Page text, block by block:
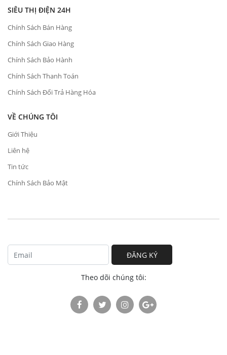
SIÊU THỊ ĐIỆN 24H
Chính Sách Bán Hàng
Chính Sách Giao Hàng
Chính Sách Bảo Hành
Chính Sách Thanh Toán
Chính Sách Đổi Trả Hàng Hóa
VỀ CHÚNG TÔI
Giới Thiệu
Liên hệ
Tin tức
Chính Sách Bảo Mật
ĐĂNG KÝ
Theo dõi chúng tôi: